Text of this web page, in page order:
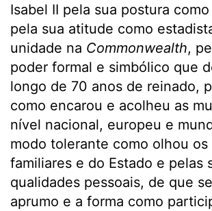
Isabel II pela sua postura
pela sua atitude como
unidade na Commonwealth,
poder formal e simbólico que
longo de 70 anos de reinado,
como encarou e acolheu as
nível nacional, europeu e
modo tolerante como olhou os
familiares e do Estado e pelas
qualidades pessoais, de que
aprumo e a forma como